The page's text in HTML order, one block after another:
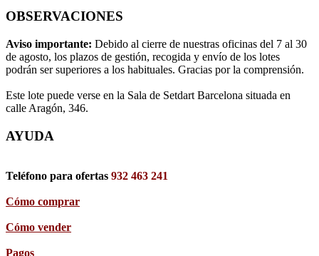
OBSERVACIONES
Aviso importante: Debido al cierre de nuestras oficinas del 7 al 30
de agosto, los plazos de gestión, recogida y envío de los lotes
podrán ser superiores a los habituales. Gracias por la comprensión.
Este lote puede verse en la Sala de Setdart Barcelona situada en
calle Aragón, 346.
AYUDA
Teléfono para ofertas 932 463 241
Cómo comprar
Cómo vender
Pagos